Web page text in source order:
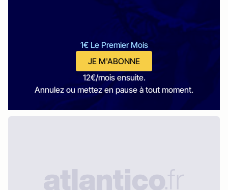
1€ Le Premier Mois
JE M'ABONNE
12€/mois ensuite.
Annulez ou mettez en pause à tout moment.